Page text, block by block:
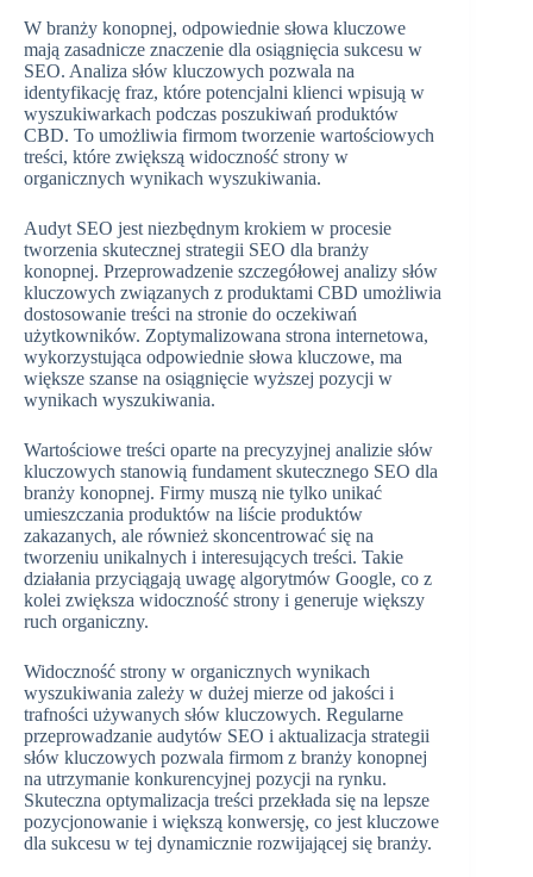
W branży konopnej, odpowiednie słowa kluczowe
mają zasadnicze znaczenie dla osiągnięcia sukcesu w
SEO. Analiza słów kluczowych pozwala na
identyfikację fraz, które potencjalni klienci wpisują w
wyszukiwarkach podczas poszukiwań produktów
CBD. To umożliwia firmom tworzenie wartościowych
treści, które zwiększą widoczność strony w
organicznych wynikach wyszukiwania.
Audyt SEO jest niezbędnym krokiem w procesie
tworzenia skutecznej strategii SEO dla branży
konopnej. Przeprowadzenie szczegółowej analizy słów
kluczowych związanych z produktami CBD umożliwia
dostosowanie treści na stronie do oczekiwań
użytkowników. Zoptymalizowana strona internetowa,
wykorzystująca odpowiednie słowa kluczowe, ma
większe szanse na osiągnięcie wyższej pozycji w
wynikach wyszukiwania.
Wartościowe treści oparte na precyzyjnej analizie słów
kluczowych stanowią fundament skutecznego SEO dla
branży konopnej. Firmy muszą nie tylko unikać
umieszczania produktów na liście produktów
zakazanych, ale również skoncentrować się na
tworzeniu unikalnych i interesujących treści. Takie
działania przyciągają uwagę algorytmów Google, co z
kolei zwiększa widoczność strony i generuje większy
ruch organiczny.
Widoczność strony w organicznych wynikach
wyszukiwania zależy w dużej mierze od jakości i
trafności używanych słów kluczowych. Regularne
przeprowadzanie audytów SEO i aktualizacja strategii
słów kluczowych pozwala firmom z branży konopnej
na utrzymanie konkurencyjnej pozycji na rynku.
Skuteczna optymalizacja treści przekłada się na lepsze
pozycjonowanie i większą konwersję, co jest kluczowe
dla sukcesu w tej dynamicznie rozwijającej się branży.